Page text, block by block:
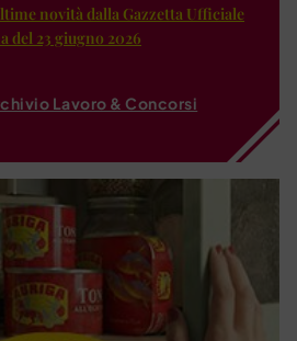
novità dalla Gazzetta Ufficiale
del 23 giugno 2026
Lavoro & Concorsi